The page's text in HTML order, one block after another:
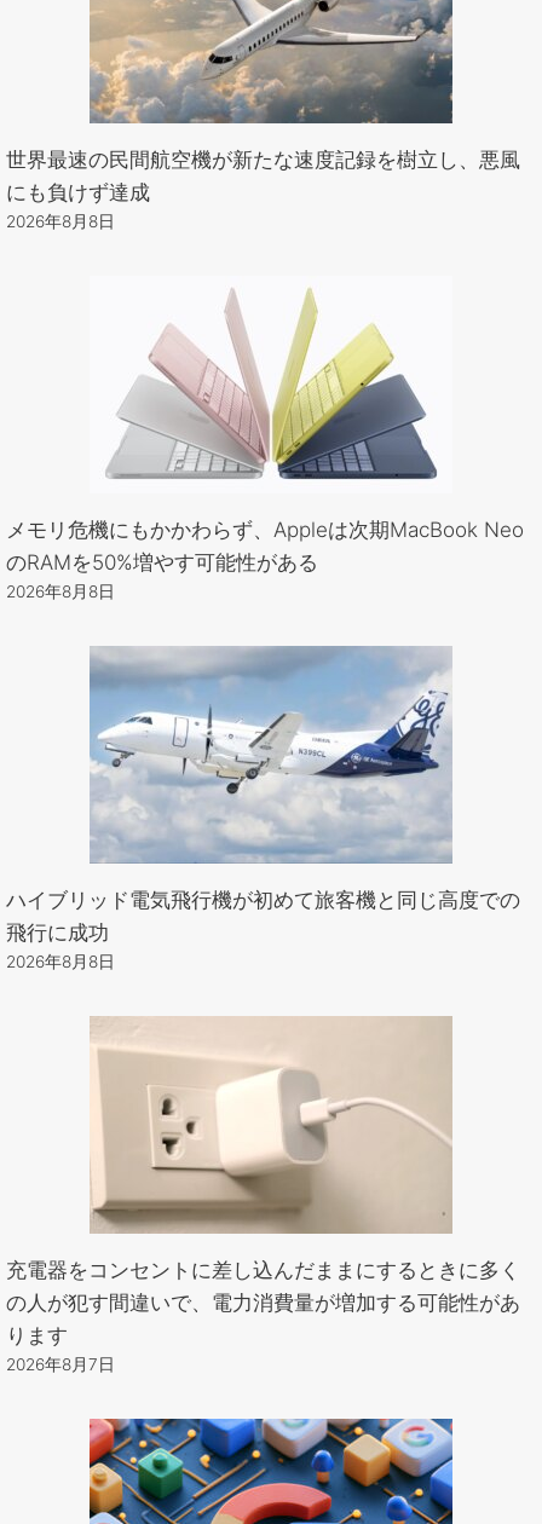
世界最速の民間航空機が新たな速度記録を樹立し、悪風
にも負けず達成
2026年8月8日
メモリ危機にもかかわらず、Appleは次期MacBook Neo
のRAMを50%増やす可能性がある
2026年8月8日
ハイブリッド電気飛行機が初めて旅客機と同じ高度での
飛行に成功
2026年8月8日
充電器をコンセントに差し込んだままにするときに多く
の人が犯す間違いで、電力消費量が増加する可能性があ
ります
2026年8月7日